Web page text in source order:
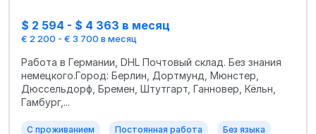
$ 2 594 - $ 4 363 в месяц
€ 2 200 - € 3 700 в месяц
Работа в Германии, DHL Почтовый склад. Без знания
немецкого.Город: Берлин, Дортмунд, Мюнстер,
Дюссельдорф, Бремен, Штутгарт, Ганновер, Кёльн,
Гамбург,...
С проживанием Постоянная работа Без языка